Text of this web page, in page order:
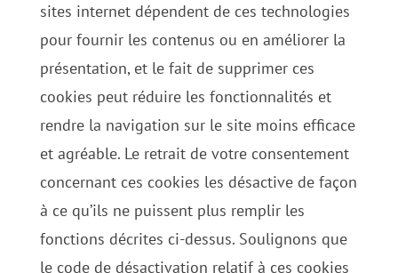
sites internet dépendent de ces technologies
pour fournir les contenus ou en améliorer la
présentation, et le fait de supprimer ces
cookies peut réduire les fonctionnalités et
rendre la navigation sur le site moins efficace
et agréable. Le retrait de votre consentement
concernant ces cookies les désactive de façon
à ce qu’ils ne puissent plus remplir les
fonctions décrites ci-dessus. Soulignons que
le code de désactivation relatif à ces cookies